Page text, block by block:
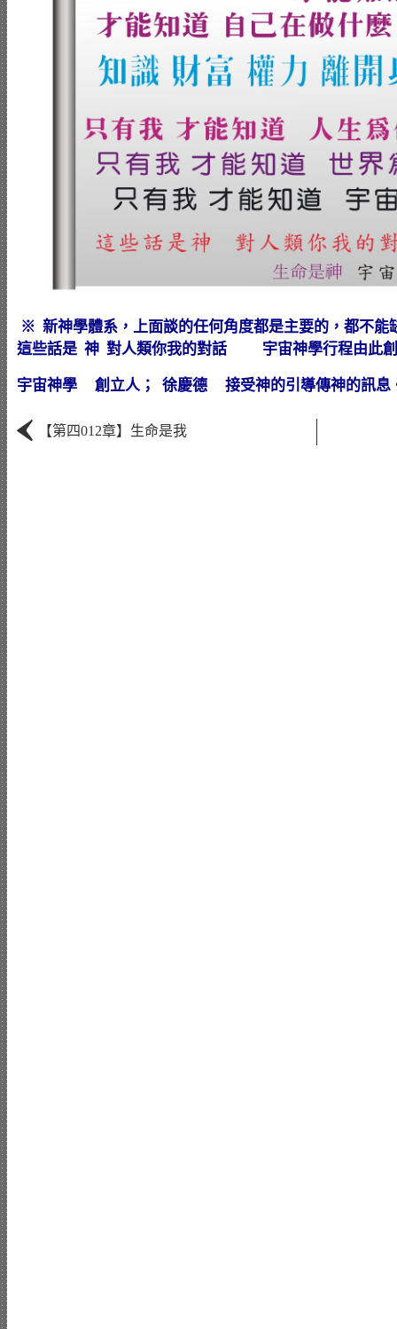
※ 新神學體系，上面談的任何角度都是主要的，都不能
這些話是 神 對人類你我的對話 宇宙神學行程由此創
宇宙神學 創立人； 徐慶德 接受神的引導傳神的訊息
‹ 【第四012章】生命是我